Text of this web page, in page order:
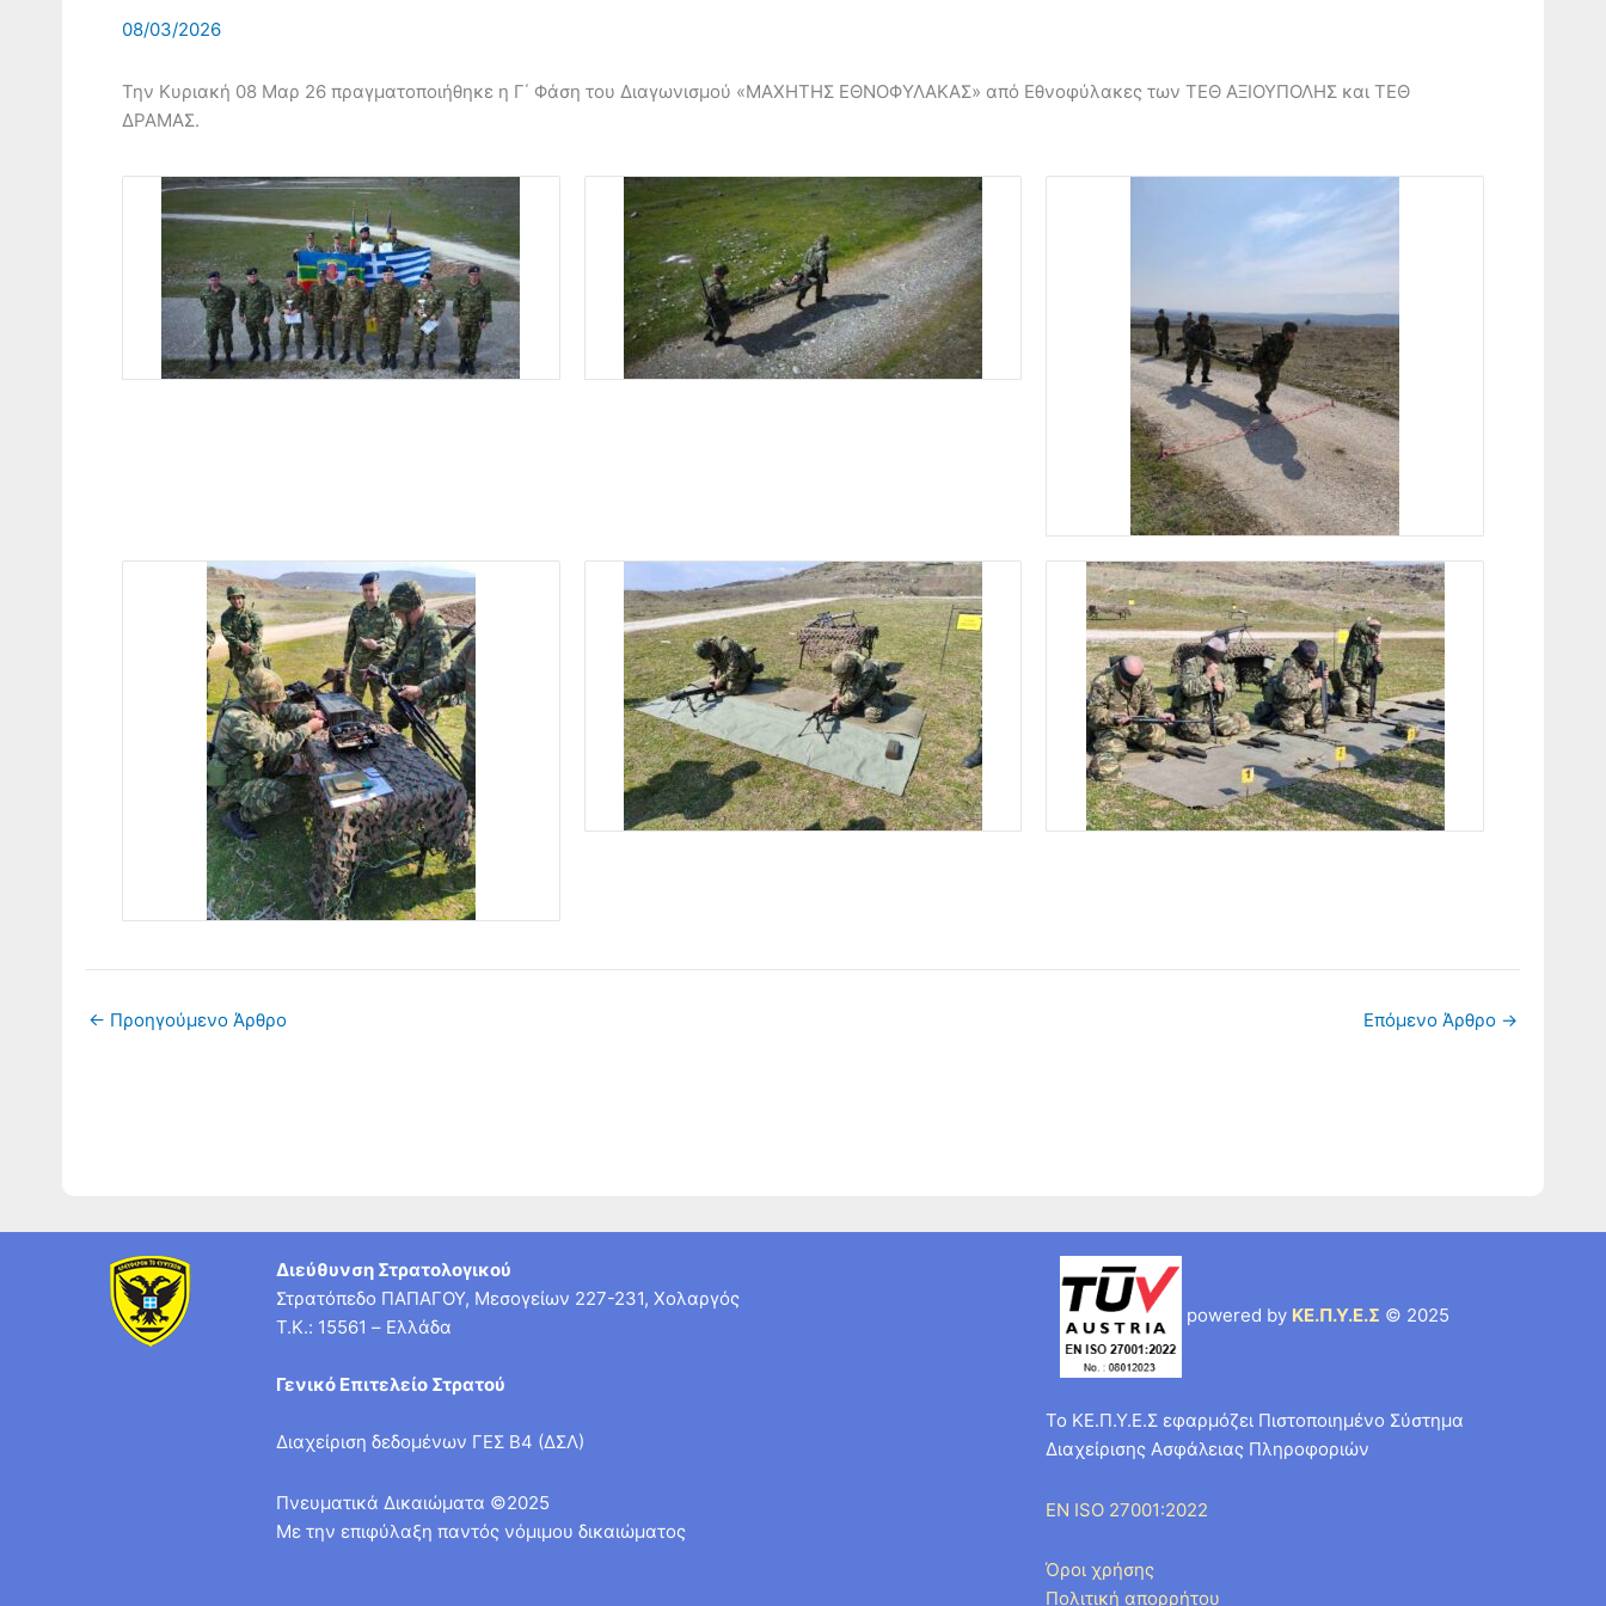
08/03/2026
Την Κυριακή 08 Μαρ 26 πραγματοποιήθηκε η Γ΄ Φάση του Διαγωνισμού «ΜΑΧΗΤΗΣ ΕΘΝΟΦΥΛΑΚΑΣ» από Εθνοφύλακες των ΤΕΘ ΑΞΙΟΥΠΟΛΗΣ και ΤΕΘ
ΔΡΑΜΑΣ.
← Προηγούμενο Άρθρο Επόμενο Άρθρο →
Διεύθυνση Στρατολογικού
Στρατόπεδο ΠΑΠΑΓΟΥ, Μεσογείων 227-231, Χολαργός
T.K.: 15561 – Ελλάδα
Γενικό Επιτελείο Στρατού
Διαχείριση δεδομένων ΓΕΣ Β4 (ΔΣΛ)
Πνευματικά Δικαιώματα ©2025
Με την επιφύλαξη παντός νόμιμου δικαιώματος
powered by ΚΕ.Π.Υ.Ε.Σ © 2025
Το ΚΕ.Π.Υ.Ε.Σ εφαρμόζει Πιστοποιημένο Σύστημα
Διαχείρισης Ασφάλειας Πληροφοριών
EN ISO 27001:2022
Όροι χρήσης
Πολιτική απορρήτου